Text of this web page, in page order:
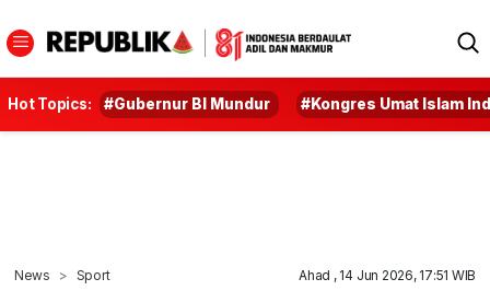
Hot Topics: #Gubernur BI Mundur #Kongres Umat Islam
News Sport Ahad , 14 Jun 2026, 17:51 WIB